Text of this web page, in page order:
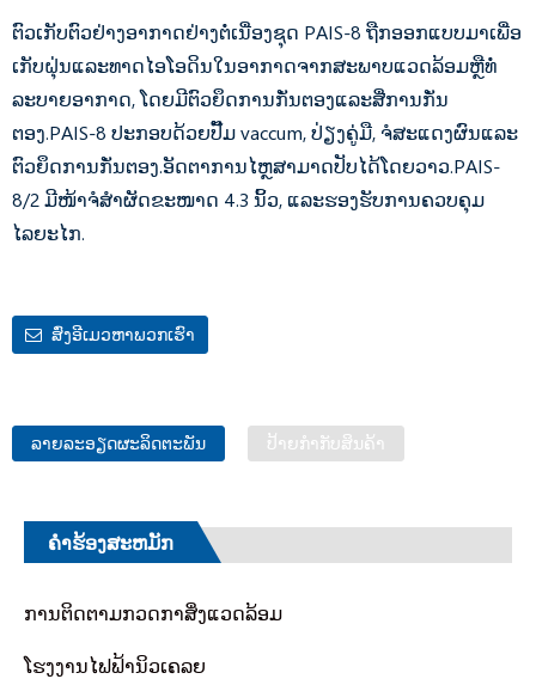
ຕົວເກັບຕົວຢ່າງອາກາດຢ່າງຕໍ່ເນື່ອງຊຸດ PAIS-8 ຖືກອອກແບບມາເພື່ອ
ເກັບຝຸ່ນແລະທາດໄອໂອດິນໃນອາກາດຈາກສະພາບແວດລ້ອມຫຼືທໍ່
ລະບາຍອາກາດ, ໂດຍມີຕົວຍຶດການກັ່ນຕອງແລະສື່ການກັ່ນ
ຕອງ.PAIS-8 ປະກອບດ້ວຍປັ໊ມ vaccum, ປ່ຽງຄູ່ມື, ຈໍສະແດງຜົນແລະ
ຕົວຍຶດການກັ່ນຕອງ.ອັດຕາການໄຫຼສາມາດປັບໄດ້ໂດຍວາວ.PAIS-
8/2 ມີໜ້າຈໍສຳຜັດຂະໜາດ 4.3 ນິ້ວ, ແລະຮອງຮັບການຄວບຄຸມ
ໄລຍະໄກ.
ສົ່ງອີເມວຫາພວກເຮົາ
ລາຍລະອຽດຜະລິດຕະພັນ ປ້າຍກຳກັບສິນຄ້າ
ຄໍາຮ້ອງສະຫມັກ
ການ​ຕິດ​ຕາມ​ກວດ​ກາ​ສິ່ງ​ແວດ​ລ້ອມ​
ໂຮງງານໄຟຟ້ານິວເຄລຍ